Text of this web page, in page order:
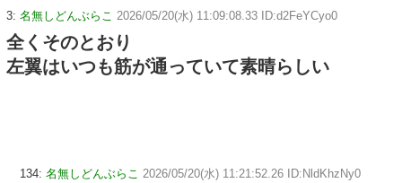
3: 名無しどんぶらこ 2026/05/20(水) 11:09:08.33 ID:d2FeYCyo0
全くそのとおり
左翼はいつも筋が通っていて素晴らしい
134: 名無しどんぶらこ 2026/05/20(水) 11:21:52.26 ID:NldKhzNy0